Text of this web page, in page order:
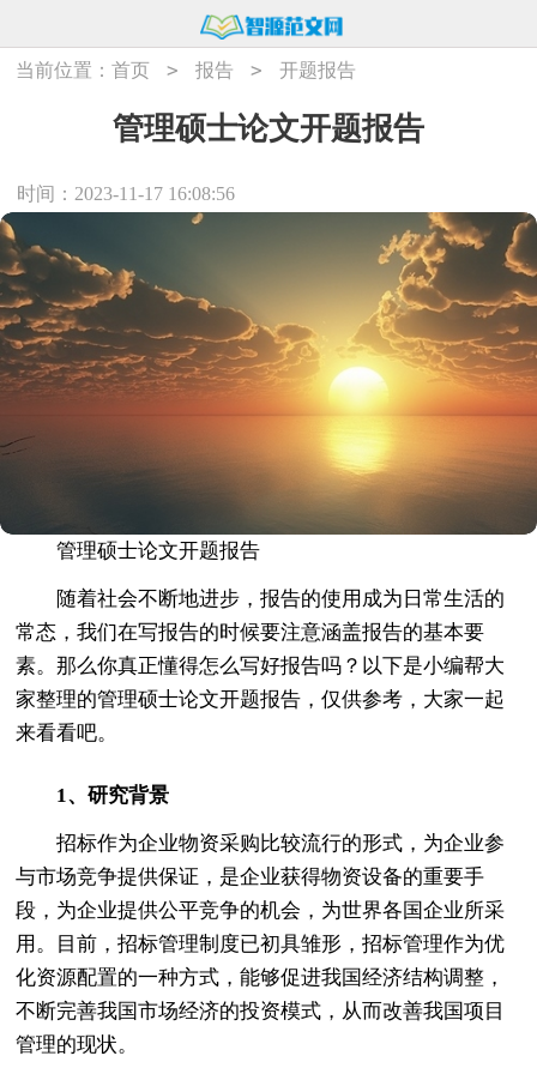
当前位置：首页 > 报告 > 开题报告
管理硕士论文开题报告
时间：2023-11-17 16:08:56
管理硕士论文开题报告
随着社会不断地进步，报告的使用成为日常生活的
常态，我们在写报告的时候要注意涵盖报告的基本要
素。那么你真正懂得怎么写好报告吗？以下是小编帮大
家整理的管理硕士论文开题报告，仅供参考，大家一起
来看看吧。
1、研究背景
招标作为企业物资采购比较流行的形式，为企业参
与市场竞争提供保证，是企业获得物资设备的重要手
段，为企业提供公平竞争的机会，为世界各国企业所采
用。目前，招标管理制度已初具雏形，招标管理作为优
化资源配置的一种方式，能够促进我国经济结构调整，
不断完善我国市场经济的投资模式，从而改善我国项目
管理的现状。